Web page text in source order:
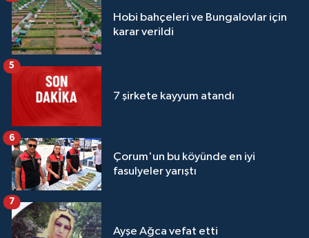
Hobi bahçeleri ve Bungalovlar için
karar verildi
7 şirkete kayyum atandı
5
Çorum'un bu köyünde en iyi
fasulyeler yarıştı
6
Ayşe Ağca vefat etti
7